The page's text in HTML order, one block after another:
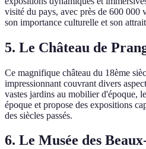
visité du pays, avec près de 600 000
son importance culturelle et son
5. Le Château de
Ce magnifique château du 18ème
impressionnant couvrant divers
vastes jardins au mobilier d'époque,
époque et propose des expositions
des siècles passés.
6. Le Musée des